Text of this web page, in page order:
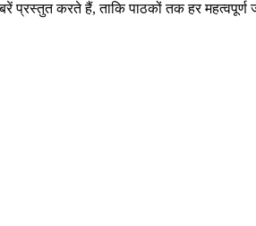
प्रस्तुत करते हैं, ताकि पाठकों तक हर